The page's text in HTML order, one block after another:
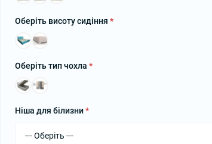
Оберіть висоту сидіння *
Оберіть тип чохла *
Ніша для білизни*